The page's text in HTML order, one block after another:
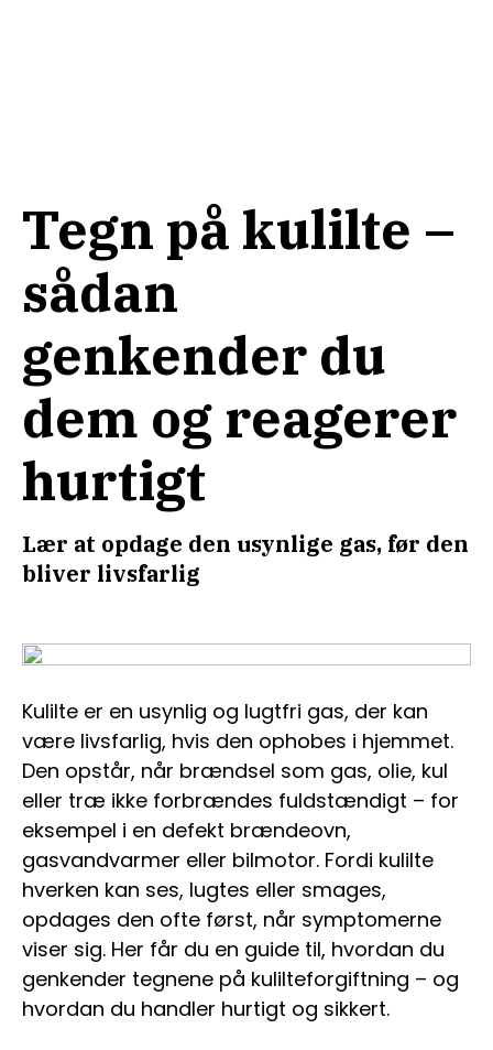
Tegn på kulilte –
sådan
genkender du
dem og reagerer
hurtigt
Lær at opdage den usynlige gas, før den
bliver livsfarlig
Kulilte er en usynlig og lugtfri gas, der kan
være livsfarlig, hvis den ophobes i hjemmet.
Den opstår, når brændsel som gas, olie, kul
eller træ ikke forbrændes fuldstændigt – for
eksempel i en defekt brændeovn,
gasvandvarmer eller bilmotor. Fordi kulilte
hverken kan ses, lugtes eller smages,
opdages den ofte først, når symptomerne
viser sig. Her får du en guide til, hvordan du
genkender tegnene på kulilteforgiftning – og
hvordan du handler hurtigt og sikkert.